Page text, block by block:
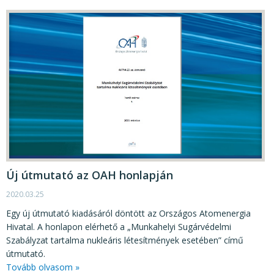
Új útmutató az OAH honlapján
2020.03.25
Egy új útmutató kiadásáról döntött az Országos Atomenergia
Hivatal. A honlapon elérhető a „Munkahelyi Sugárvédelmi
Szabályzat tartalma nukleáris létesítmények esetében” című
útmutató.
Tovább olvasom »